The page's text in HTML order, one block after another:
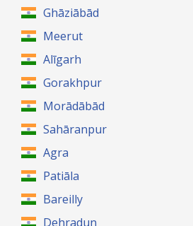
Ghāziābād
Meerut
Alīgarh
Gorakhpur
Morādābād
Sahāranpur
Agra
Patiāla
Bareilly
Dehradun